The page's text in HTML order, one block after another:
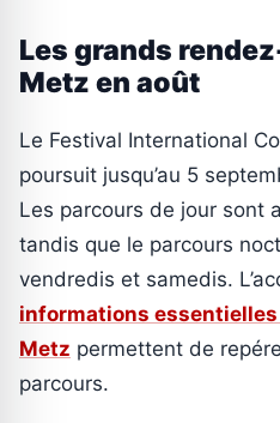
Les grands
Metz en août
Le Festival International
poursuit jusqu’au 5
Les parcours de jour sont
tandis que le parcours
vendredis et samedis.
informations
Metz permettent de
parcours.